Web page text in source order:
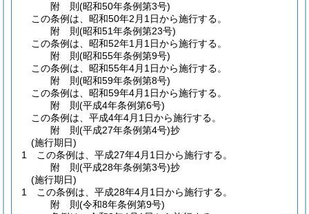
附 則(昭和50年条例第3号)
この条例は、昭和50年2月1日から施行する。
附 則(昭和51年条例第23号)
この条例は、昭和52年1月1日から施行する。
附 則(昭和55年条例第9号)
この条例は、昭和55年4月1日から施行する。
附 則(昭和59年条例第8号)
この条例は、昭和59年4月1日から施行する。
附 則(平成4年条例第6号)
この条例は、平成4年4月1日から施行する。
附 則(平成27年条例第4号)抄
(施行期日)
1
この条例は、平成27年4月1日から施行する。
附 則(平成28年条例第3号)抄
(施行期日)
1
この条例は、平成28年4月1日から施行する。
附 則(令和8年条例第9号)